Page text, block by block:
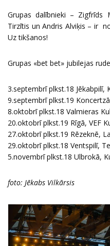
Grupas dalībnieki – Zigfrīds
Tirzītis un Andris Alviķis – ir
Uz tikšanos!
Grupas «bet bet» jubilejas
3.septembrī plkst.18
9.septembrī plkst.19
8.oktobrī plkst.18 Valmieras
20.oktobrī plkst.19 Rīgā, VEF
27.oktobrī plkst.19 Rēzeknē,
29.oktobrī plkst.18 Ventspilī,
5.novembrī plkst.18 Ulbrokā,
foto: Jēkabs Vilkārsis